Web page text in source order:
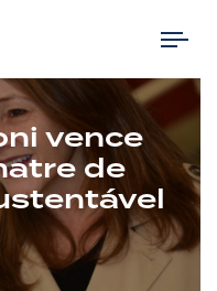
vence
de